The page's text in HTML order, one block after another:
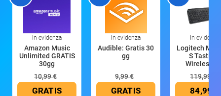
In evidenza
Amazon Music
Unlimited GRATIS
30gg
10,99 €
GRATIS
In evidenza
Audible: Gratis 30
gg
9,99 €
GRATIS
In evidenza
Logitech MX
S Tastiera
Wireless
119,99 €
84,99 €